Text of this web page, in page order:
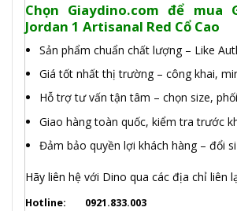
Chọn Giaydino.com để mua
Jordan 1 Artisanal Red Cổ Cao
Sản phẩm chuẩn chất lượng – Like
Giá tốt nhất thị trường – công khai,
Hỗ trợ tư vấn tận tâm – chọn size,
Giao hàng toàn quốc, kiểm tra trước
Đảm bảo quyền lợi khách hàng – đổi
Hãy liên hệ với Dino qua các địa chỉ liên
Hotline:
0921.833.003